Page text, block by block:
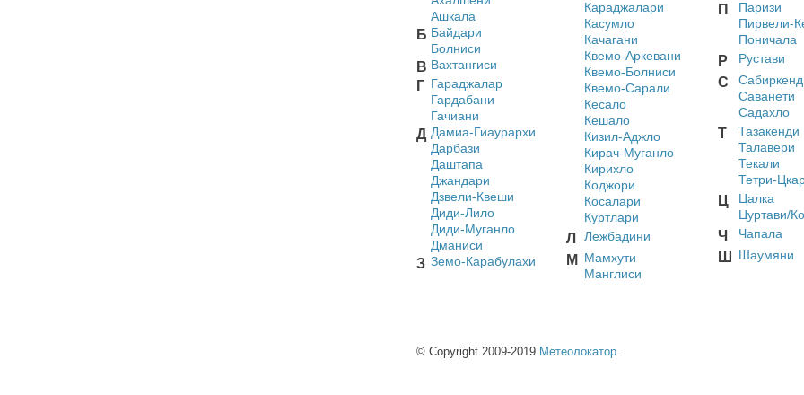
Ашкала
Б Байдари
Болниси
В Вахтангиси
Г Гараджалар
Гардабани
Гачиани
Д Дамиа-Гиаурархи
Дарбази
Даштапа
Джандари
Дзвели-Квеши
Диди-Лило
Диди-Муганло
Дманиси
З Земо-Карабулахи
Караджалари
Касумло
Качагани
Квемо-Аркевани
Квемо-Болниси
Квемо-Сарали
Кесало
Кешало
Кизил-Аджло
Кирач-Муганло
Кирихло
Коджори
Косалари
Куртлари
Л Лежбадини
М
Мамхути
Манглиси
П
Паризи
Пирвели-
Поничала
Р Рустави
С
Саванети
Садахло
Т
Тазакенди
Талавери
Текали
Тетри-
Ц
Цалка
Цуртави/
Ч Чапала
Ш Шаумяни
© Copyright 2009-2019 Метеолокатор.